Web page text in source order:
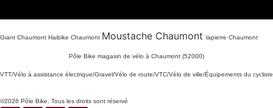
Giant Chaumont Haibike Chaumont Moustache Chaumont lapierre Chaumont
Pôle Bike magasin de vélo à Chaumont (52000)
VTT/Vélo à assistance électrique/Gravel/Vélo de route/VTC/Vélo de ville/Équipements du cycliste
©2026 Pôle Bike. Tous les droits sont réservé